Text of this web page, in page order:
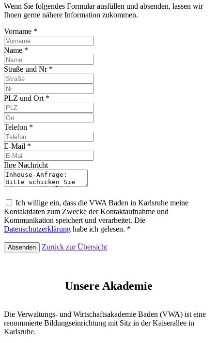
Wenn Sie folgendes Formular ausfüllen und absenden, lassen wir
Ihnen gerne nähere Information zukommen.
Vorname *
Name *
Straße und Nr *
PLZ und Ort *
Telefon *
E-Mail *
Ihre Nachricht
Ich willige ein, dass die VWA Baden in Karlsruhe meine
Kontaktdaten zum Zwecke der Kontaktaufnahme und
Kommunikation speichert und verarbeitet. Die
Datenschutzerklärung habe ich gelesen. *
Absenden Zurück zur Übersicht
Unsere Akademie
Die Verwaltungs- und Wirtschaftsakademie Baden (VWA) ist eine
renommierte Bildungseinrichtung mit Sitz in der Kaiserallee in
Karlsruhe.